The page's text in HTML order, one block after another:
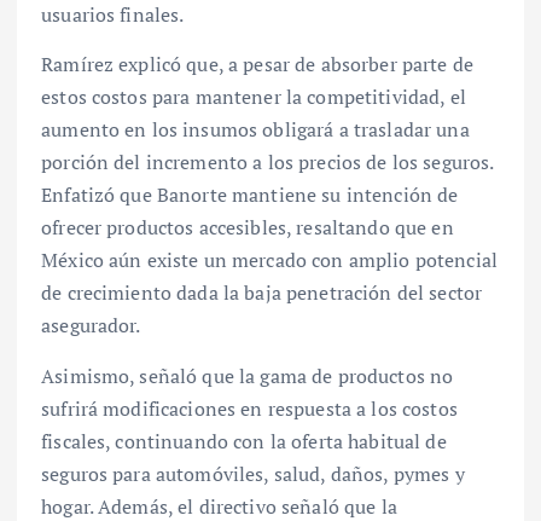
usuarios finales.
Ramírez explicó que, a pesar de absorber parte de
estos costos para mantener la competitividad, el
aumento en los insumos obligará a trasladar una
porción del incremento a los precios de los seguros.
Enfatizó que Banorte mantiene su intención de
ofrecer productos accesibles, resaltando que en
México aún existe un mercado con amplio potencial
de crecimiento dada la baja penetración del sector
asegurador.
Asimismo, señaló que la gama de productos no
sufrirá modificaciones en respuesta a los costos
fiscales, continuando con la oferta habitual de
seguros para automóviles, salud, daños, pymes y
hogar. Además, el directivo señaló que la